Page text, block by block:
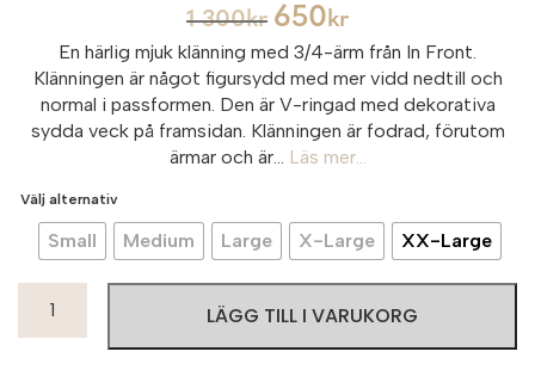
1 300kr 650 kr
En härlig mjuk klänning med 3/4-ärm från In Front.
Klänningen är något figursydd med mer vidd nedtill och
normal i passformen. Den är V-ringad med dekorativa
sydda veck på framsidan. Klänningen är fodrad, förutom
ärmar och är...
Läs mer...
Välj alternativ
Small Medium Large X-Large XX-Large
Front
LÄGG TILL I VARUKORG